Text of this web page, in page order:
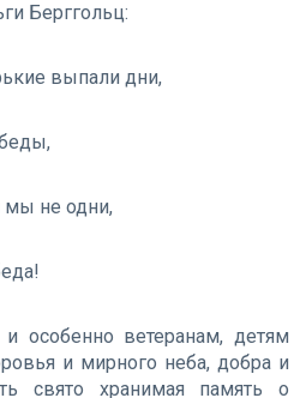
Берггольц:
выпали дни,
мы не одни,
особенно ветеранам, детям
и мирного неба, добра и
свято хранимая память о